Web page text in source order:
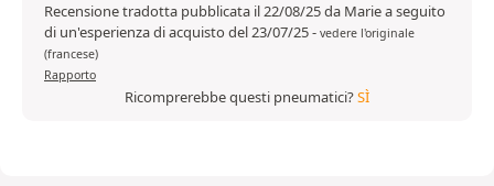
Recensione tradotta pubblicata il 22/08/25 da Marie a seguito
di un'esperienza di acquisto del 23/07/25- vedere l'originale
(francese)
Rapporto
Ricomprerebbe questi pneumatici?SÌ